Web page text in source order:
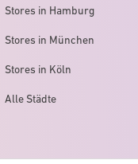
Stores in Hamburg
Stores in München
Stores in Köln
Alle Städte